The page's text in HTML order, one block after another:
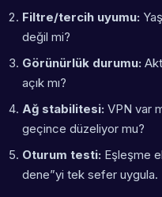
Filtre/tercih uyumu:
değil mi?
Görünürlük durumu:
açık mı?
Ağ stabilitesi: VPN var
geçince düzeliyor mu?
Oturum testi: Eşleşme
dene”yi tek sefer uygula.